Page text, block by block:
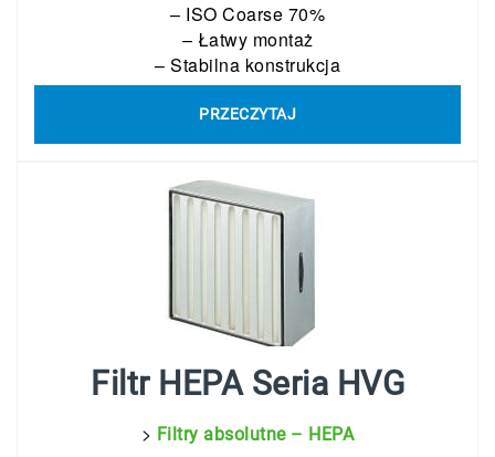
– ISO Coarse 70%
– Łatwy montaż
– Stabilna konstrukcja
PRZECZYTAJ
Filtr HEPA Seria HVG
> Filtry absolutne – HEPA